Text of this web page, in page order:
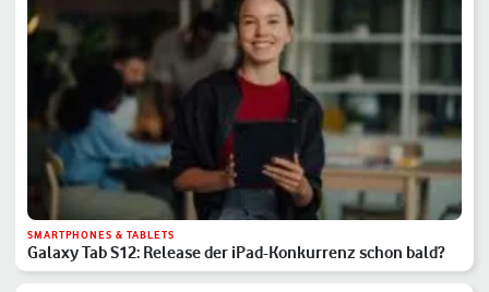
SMARTPHONES & TABLETS
Galaxy Tab S12: Release der iPad-Konkurrenz schon bald?